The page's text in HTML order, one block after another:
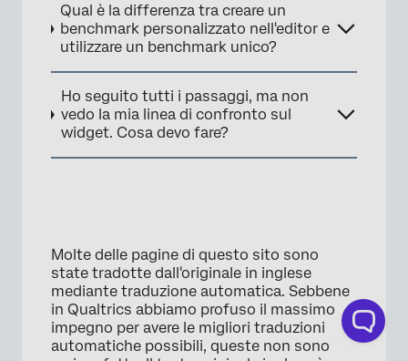
Qual è la differenza tra creare un
benchmark personalizzato nell'editor e
utilizzare un benchmark unico?
Ho seguito tutti i passaggi, ma non
vedo la mia linea di confronto sul
widget. Cosa devo fare?
Molte delle pagine di questo sito sono
state tradotte dall'originale in inglese
mediante traduzione automatica. Sebbene
in Qualtrics abbiamo profuso il massimo
impegno per avere le migliori traduzioni
automatiche possibili, queste non sono